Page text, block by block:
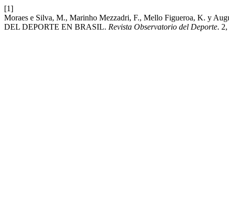
[1]
Moraes e Silva, M., Marinho Mezzadri, F., Mello Figueroa, K. y
DEL DEPORTE EN BRASIL. Revista Observatorio del Deporte.